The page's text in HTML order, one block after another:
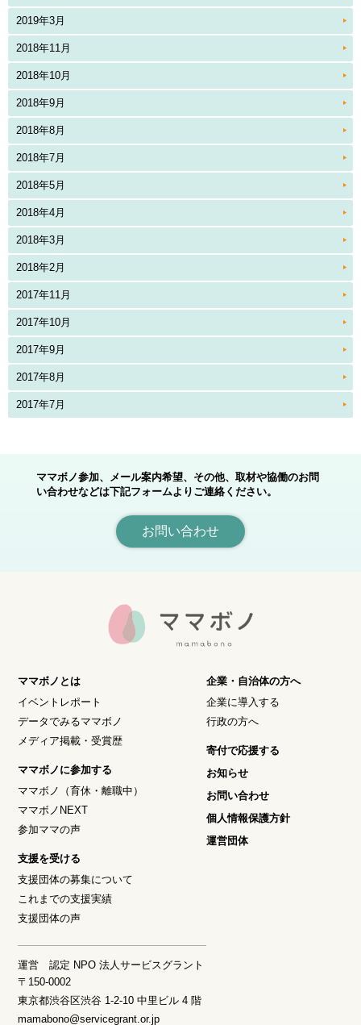
2019年3月
2018年11月
2018年10月
2018年9月
2018年8月
2018年7月
2018年5月
2018年4月
2018年3月
2018年2月
2017年11月
2017年10月
2017年9月
2017年8月
2017年7月
ママボノ参加、メール案内希望、その他、取材や協働のお問
い合わせなどは下記フォームよりご連絡ください。
お問い合わせ
ママボノとは
イベントレポート
データでみるママボノ
メディア掲載・受賞歴
ママボノに参加する
ママボノ（育休・離職中）
ママボノNEXT
参加ママの声
支援を受ける
支援団体の募集について
これまでの支援実績
支援団体の声
企業・自治体の方へ
企業に導入する
行政の方へ
寄付で応援する
お知らせ
お問い合わせ
個人情報保護方針
運営団体
運営 認定 NPO 法人サービスグラント
〒150-0002
東京都渋谷区渋谷 1-2-10 中里ビル 4 階
mamabono@servicegrant.or.jp